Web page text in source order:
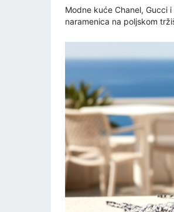
Modne kuće Chanel, Gucci
naramenica na poljskom